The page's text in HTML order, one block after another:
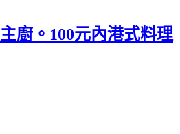
廚。100元內港式料理